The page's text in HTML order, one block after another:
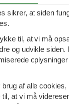
sikrer, at siden
til, at vi må
og udvikle siden.
af alle
at vi må